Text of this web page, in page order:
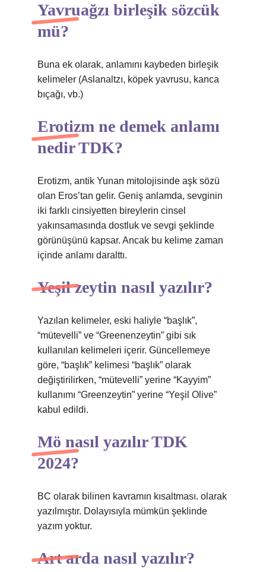
Yavruağzı birleşik sözcük
mü?
Buna ek olarak, anlamını kaybeden birleşik
kelimeler (Aslanaltzı, köpek yavrusu, kanca
bıçağı, vb.)
Erotizm ne demek anlamı
nedir TDK?
Erotizm, antik Yunan mitolojisinde aşk sözü
olan Eros’tan gelir. Geniş anlamda, sevginin
iki farklı cinsiyetten bireylerin cinsel
yakınsamasında dostluk ve sevgi şeklinde
görünüşünü kapsar. Ancak bu kelime zaman
içinde anlamı daralttı.
Yeşil zeytin nasıl yazılır?
Yazılan kelimeler, eski haliyle “başlık”,
“mütevelli” ve “Greenenzeytin” gibi sık
kullanılan kelimeleri içerir. Güncellemeye
göre, “başlık” kelimesi “başlık” olarak
değiştirilirken, “mütevelli” yerine “Kayyim”
kullanımı “Greenzeytin” yerine “Yeşil Olive”
kabul edildi.
Mö nasıl yazılır TDK
2024?
BC olarak bilinen kavramın kısaltması. olarak
yazılmıştır. Dolayısıyla mümkün şeklinde
yazım yoktur.
Art arda nasıl yazılır?